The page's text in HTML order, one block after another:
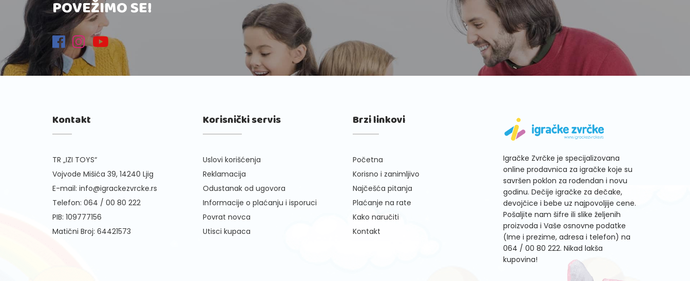
POVEŽIMO SE!
Kontakt
TR „IZI TOYS“
Vojvode Mišića 39, 14240 Ljig
E-mail: info@igrackezvrcke.rs
Telefon: 064 / 00 80 222
PIB: 109777156
Matični Broj: 64421573
Korisnički servis
Uslovi korišćenja
Reklamacija
Odustanak od ugovora
Informacije o plaćanju i isporuci
Povrat novca
Utisci kupaca
Brzi linkovi
Početna
Korisno i zanimljivo
Najčešća pitanja
Plaćanje na rate
Kako naručiti
Kontakt
Igračke Zvrčke je specijalizovana
online prodavnica za igračke koje su
savršen poklon za rođendan i novu
godinu. Dečije igračke za dečake,
devojčice i bebe uz najpovoljije cene.
Pošaljite nam šifre ili slike željenih
proizvoda i Vaše osnovne podatke
(Ime i prezime, adresa i telefon) na
064 / 00 80 222. Nikad lakša
kupovina!